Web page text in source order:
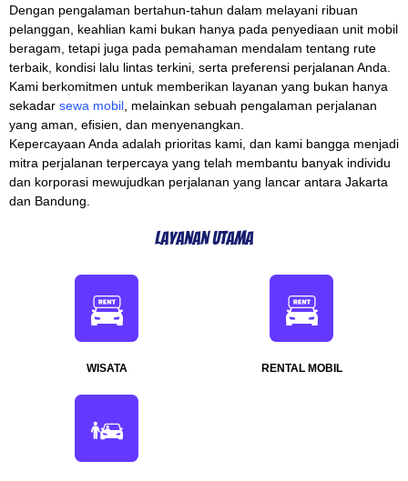
Dengan pengalaman bertahun-tahun dalam melayani ribuan
pelanggan, keahlian kami bukan hanya pada penyediaan unit mobil
beragam, tetapi juga pada pemahaman mendalam tentang rute
terbaik, kondisi lalu lintas terkini, serta preferensi perjalanan Anda.
Kami berkomitmen untuk memberikan layanan yang bukan hanya
sekadar sewa mobil , melainkan sebuah pengalaman perjalanan
yang aman, efisien, dan menyenangkan.
Kepercayaan Anda adalah prioritas kami, dan kami bangga menjadi
mitra perjalanan terpercaya yang telah membantu banyak individu
dan korporasi mewujudkan perjalanan yang lancar antara Jakarta
dan Bandung.
Layanan Utama
WISATA RENTAL MOBIL